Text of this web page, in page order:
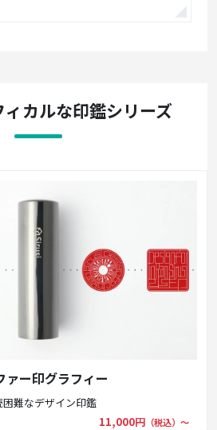
カルな印鑑シリーズ
ァー印グラフィー
難なデザイン印鑑
11,000円 （税込）〜